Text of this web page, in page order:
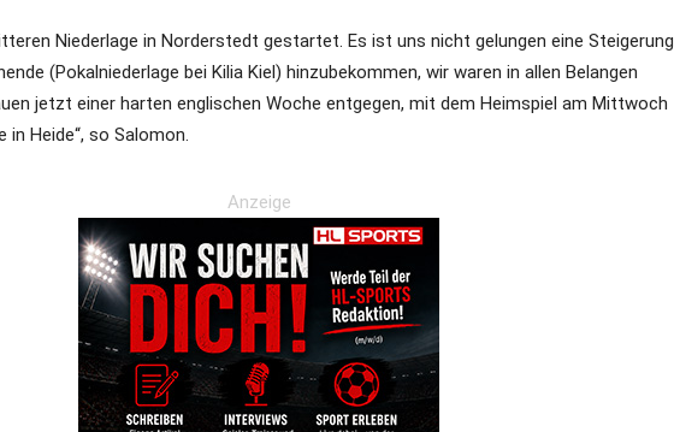
Niederlage in Norderstedt gestartet. Es ist uns nicht gelungen eine Steigerung
(Pokalniederlage bei Kilia Kiel) hinzubekommen, wir waren in allen Belangen
jetzt einer harten englischen Woche entgegen, mit dem Heimspiel am Mittwoch
in Heide“, so Salomon.
Anzeige